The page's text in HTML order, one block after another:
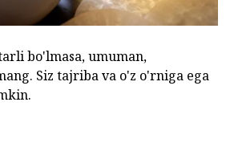
bo'lmasa, umuman,
Siz tajriba va o'z o'rniga ega